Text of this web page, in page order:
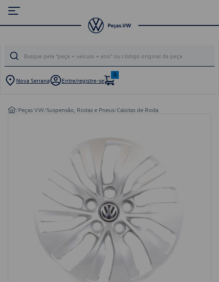
Nova Serrana Entre/registre-se
0
/Peças VW/Suspensão, Rodas e Pneus/Calotas de Roda